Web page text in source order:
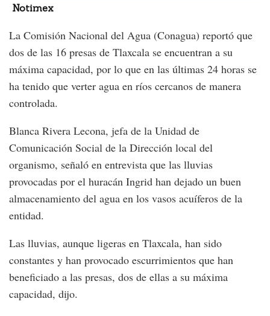
Notimex
La Comisión Nacional del Agua (Conagua) reportó que
dos de las 16 presas de Tlaxcala se encuentran a su
máxima capacidad, por lo que en las últimas 24 horas se
ha tenido que verter agua en ríos cercanos de manera
controlada.
Blanca Rivera Lecona, jefa de la Unidad de
Comunicación Social de la Dirección local del
organismo, señaló en entrevista que las lluvias
provocadas por el huracán Ingrid han dejado un buen
almacenamiento del agua en los vasos acuíferos de la
entidad.
Las lluvias, aunque ligeras en Tlaxcala, han sido
constantes y han provocado escurrimientos que han
beneficiado a las presas, dos de ellas a su máxima
capacidad, dijo.